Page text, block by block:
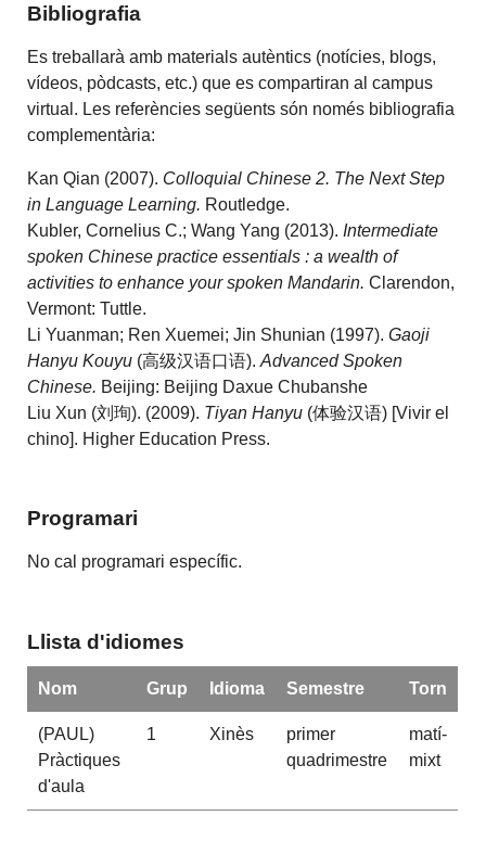
Bibliografia
Es treballarà amb materials autèntics (notícies, blogs,
vídeos, pòdcasts, etc.) que es compartiran al campus
virtual. Les referències següents són només bibliografia
complementària:
Kan Qian (2007). Colloquial Chinese 2. The Next Step
in Language Learning. Routledge.
Kubler, Cornelius C.;Wang Yang (2013). Intermediate
spoken Chinese practice essentials : a wealth of
activities to enhance your spoken Mandarin.Clarendon,
Vermont: Tuttle.
Li Yuanman; Ren Xuemei; Jin Shunian (1997).Gaoji
Hanyu Kouyu (高级汉语口语).Advanced Spoken
Chinese. Beijing: Beijing Daxue Chubanshe
Liu Xun (刘珣). (2009). Tiyan Hanyu (体验汉语) [Vivir el
chino]. Higher Education Press.
Programari
No cal programari específic.
Llista d'idiomes
Nom Grup Idioma Semestre Torn
(PAUL)
Pràctiques
d'aula
1 Xinès
primer
quadrimestre
matí-
mixt